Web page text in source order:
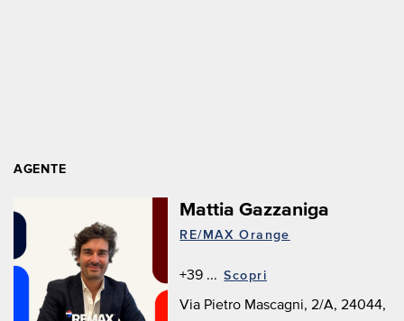
AGENTE
Mattia Gazzaniga
RE/MAX Orange
+39 ... Scopri
Via Pietro Mascagni, 2/A, 24044,